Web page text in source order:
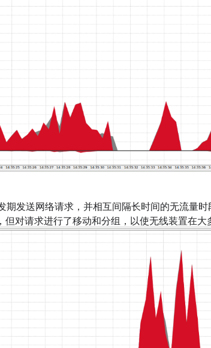
期发送网络请求，并相互间隔长时间的无流量
对请求进行了移动和分组，以使无线装置在大